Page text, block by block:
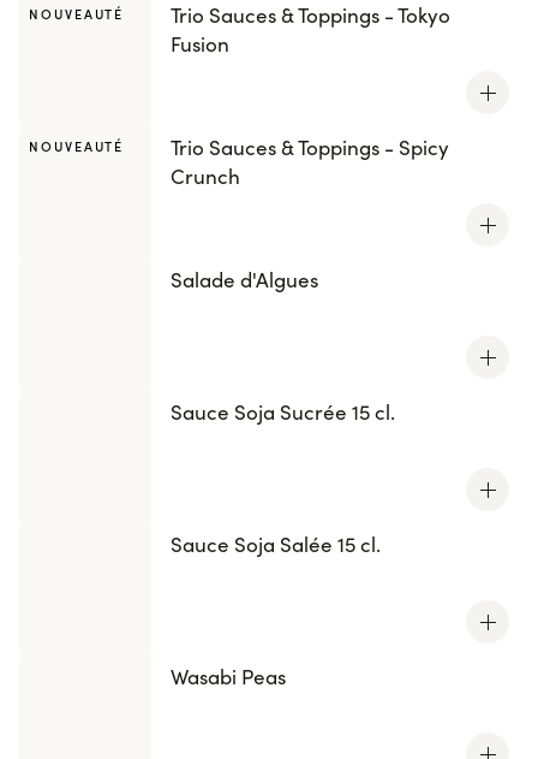
NOUVEAUTÉ
Trio Sauces & Toppings - Tokyo
Fusion
NOUVEAUTÉ
Trio Sauces & Toppings - Spicy
Crunch
Salade d'Algues
Sauce Soja Sucrée 15 cl.
Sauce Soja Salée 15 cl.
Wasabi Peas